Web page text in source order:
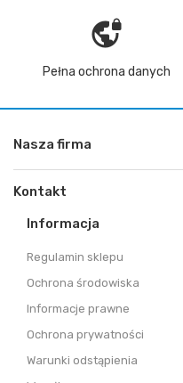
vpn_lock
Pełna ochrona danych
Nasza firma
Kontakt
Informacja
Regulamin sklepu
Ochrona środowiska
Informacje prawne
Ochrona prywatności
Warunki odstąpienia